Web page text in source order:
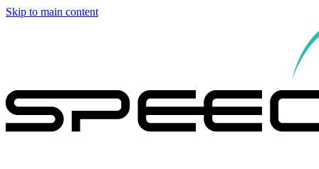
Skip to main content